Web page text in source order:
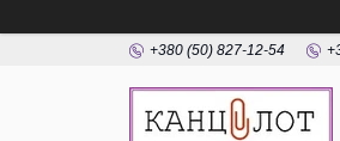
+380 (50) 827-12-54